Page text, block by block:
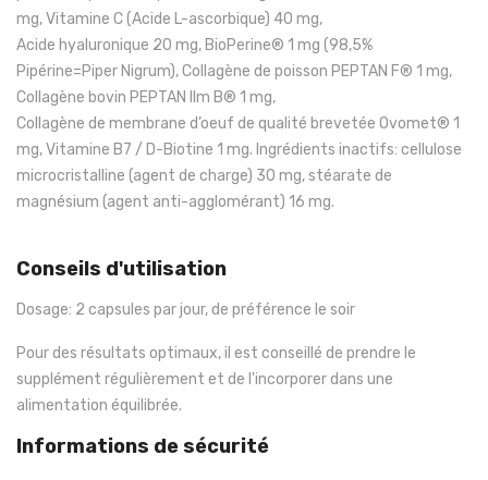
mg, Vitamine C (Acide L-ascorbique) 40 mg,
Acide hyaluronique 20 mg, BioPerine® 1 mg (98,5%
Pipérine=Piper Nigrum), Collagène de poisson PEPTAN F® 1 mg,
Collagène bovin PEPTAN IIm B® 1 mg,
Collagène de membrane d’oeuf de qualité brevetée Ovomet® 1
mg, Vitamine B7 / D-Biotine 1 mg. Ingrédients inactifs: cellulose
microcristalline (agent de charge) 30 mg, stéarate de
magnésium (agent anti-agglomérant) 16 mg.
Conseils d'utilisation
Dosage: 2 capsules par jour, de préférence le soir
Pour des résultats optimaux, il est conseillé de prendre le
supplément régulièrement et de l'incorporer dans une
alimentation équilibrée.
Informations de sécurité